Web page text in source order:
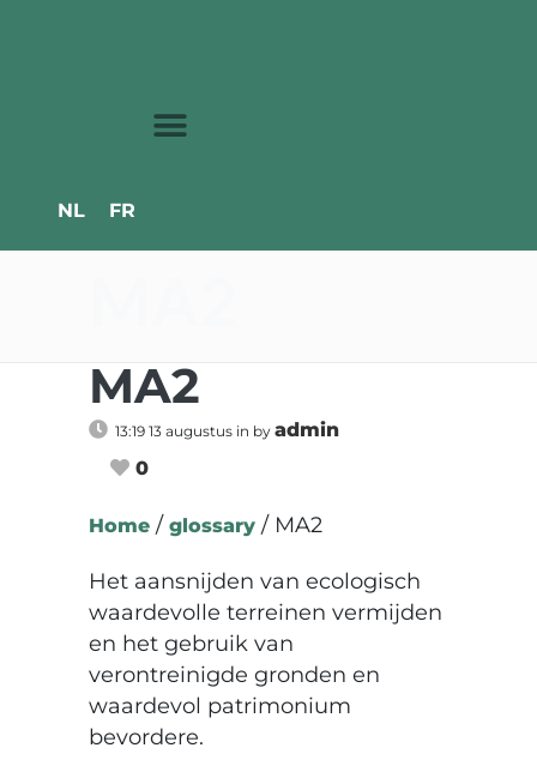
NL FR
MA2
13:19 13 augustus in by admin
0
Home / glossary / MA2
Het aansnijden van ecologisch
waardevolle terreinen vermijden
en het gebruik van
verontreinigde gronden en
waardevol patrimonium
bevordere.